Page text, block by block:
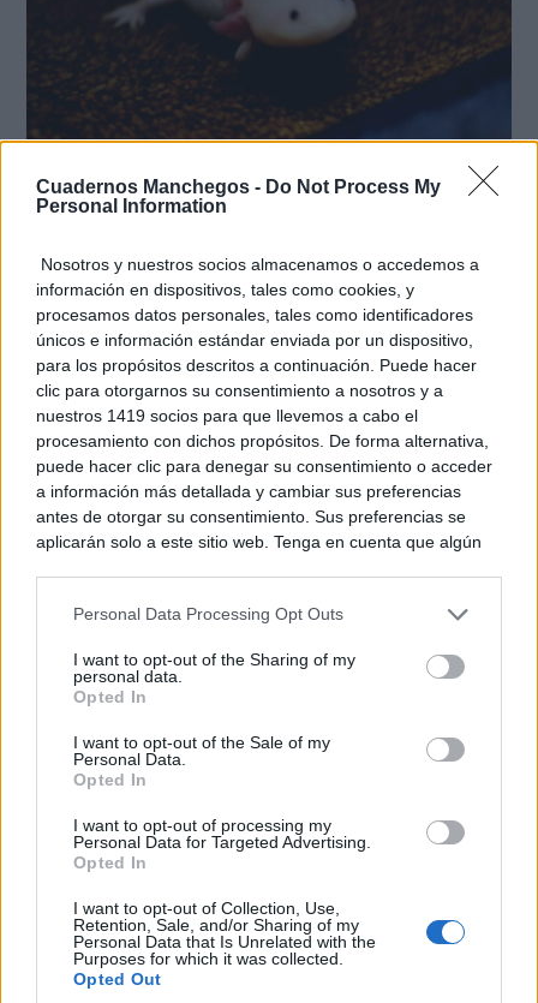
Cuadernos Manchegos - Do Not Process My
Personal Information
Nosotros y nuestros socios almacenamos o accedemos a
información en dispositivos, tales como cookies, y
procesamos datos personales, tales como identificadores
únicos e información estándar enviada por un dispositivo,
para los propósitos descritos a continuación. Puede hacer
clic para otorgarnos su consentimiento a nosotros y a
nuestros 1419 socios para que llevemos a cabo el
procesamiento con dichos propósitos. De forma alternativa,
puede hacer clic para denegar su consentimiento o acceder
a información más detallada y cambiar sus preferencias
antes de otorgar su consentimiento. Sus preferencias se
aplicarán solo a este sitio web. Tenga en cuenta que algún
rechazar tal procesamiento. Puede cambiar sus preferencias
a este sitio y haciendo clic en el botón "Privacidad" en la
parte inferior de la página web.
Please note that this website/app uses one or more Google
services and may gather and store information including but
not limited to your visit or usage behaviour. You may click to
use your data for below specified purposes in below Google
consent section.
Personal Data Processing Opt Outs
I want to opt-out of the Sharing of my
personal data.
Opted In
I want to opt-out of the Sale of my
Personal Data.
Opted In
I want to opt-out of processing my
Personal Data for Targeted Advertising.
Opted In
I want to opt-out of Collection, Use,
Retention, Sale, and/or Sharing of my
Personal Data that Is Unrelated with the
Purposes for which it was collected.
Opted Out
Estas criaturas existen y parecen sacadas de otro
planeta
¿De verdad hacen esto?
Costumbres que rompen todos los esquemas
El truco contra la cal
Di adiós a la cal del baño con estos sencillos consejos